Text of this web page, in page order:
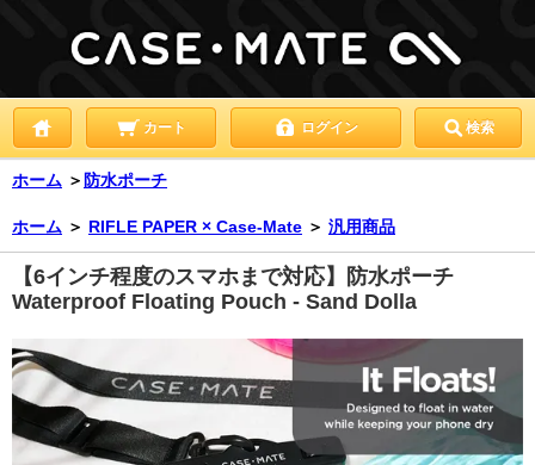
カート ログイン 検索
ホーム ＞ 防水ポーチ
ホーム ＞ RIFLE PAPER × Case-Mate ＞ 汎用商品
【6インチ程度のスマホまで対応】防水ポーチ
Waterproof Floating Pouch - Sand Dolla